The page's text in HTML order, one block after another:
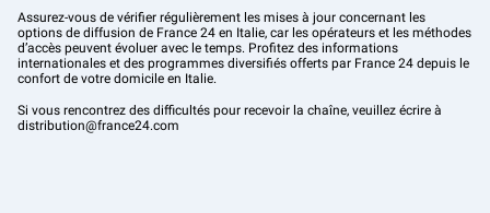
Assurez-vous de vérifier régulièrement les mises à jour concernant les
options de diffusion de France 24 en Italie, car les opérateurs et les méthodes
d’accès peuvent évoluer avec le temps. Profitez des informations
internationales et des programmes diversifiés offerts par France 24 depuis le
confort de votre domicile en Italie.
Si vous rencontrez des difficultés pour recevoir la chaîne, veuillez écrire à
distribution@france24.com